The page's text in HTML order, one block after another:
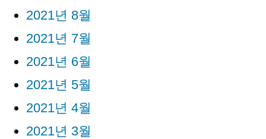
2021년 8월
2021년 7월
2021년 6월
2021년 5월
2021년 4월
2021년 3월